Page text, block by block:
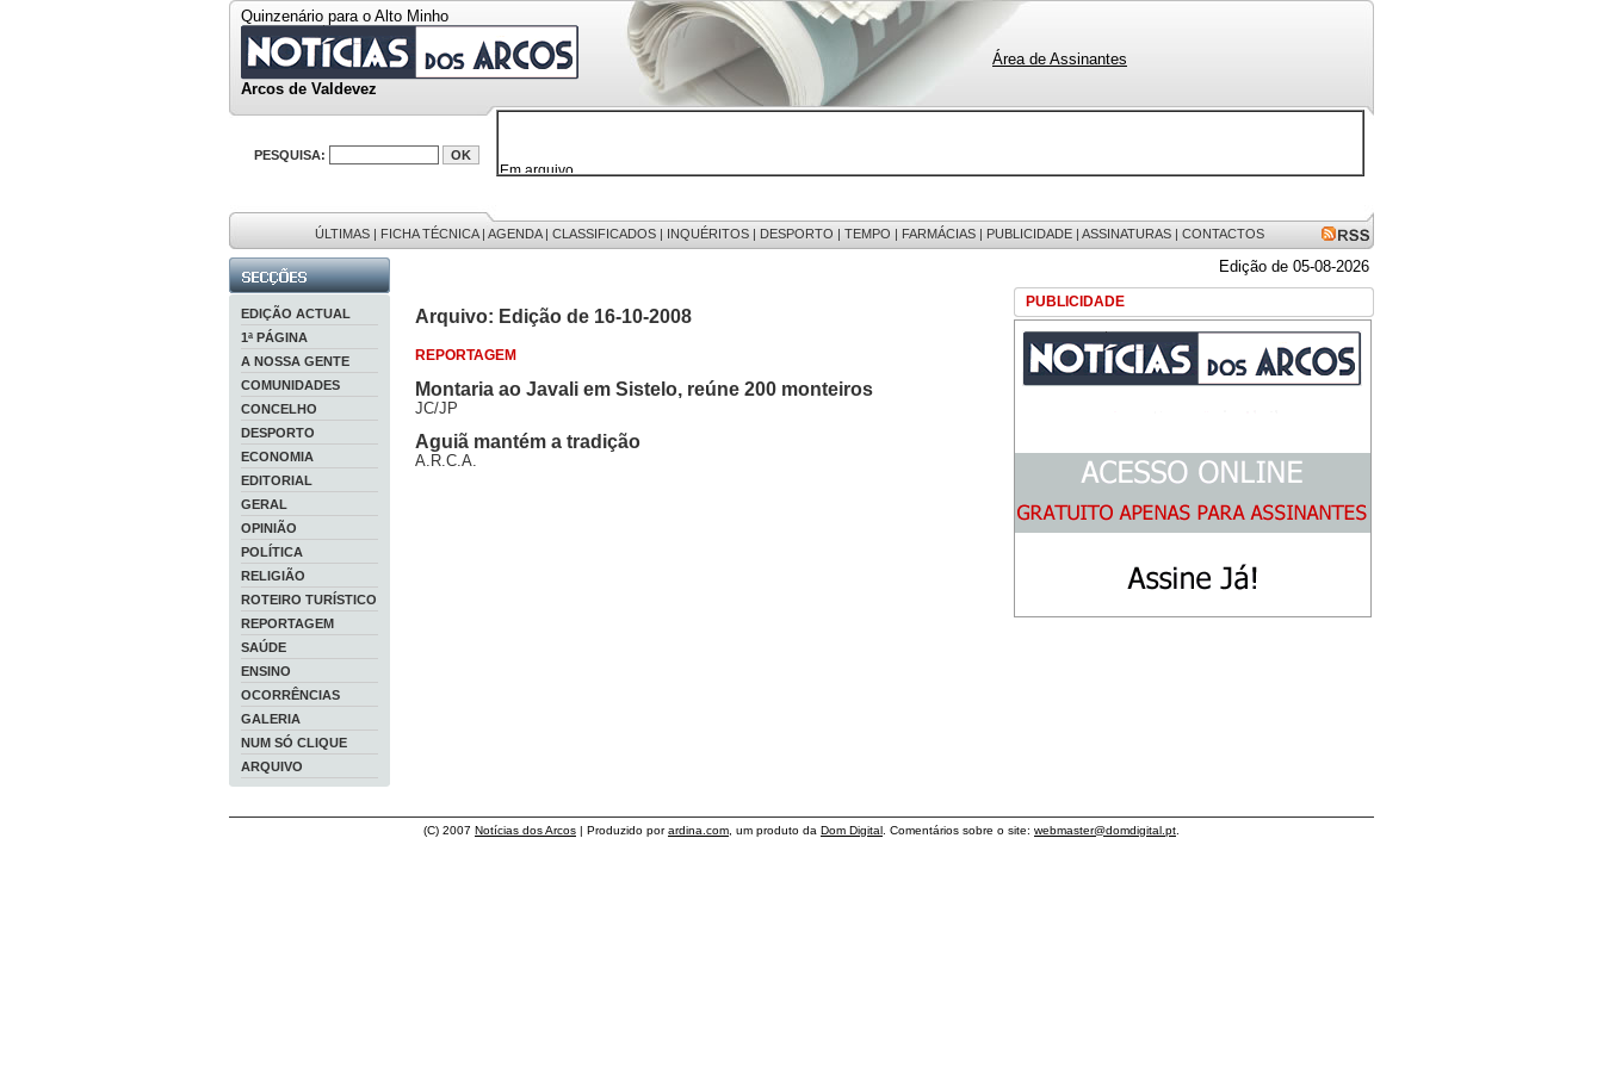
Quinzenário para o Alto Minho
Arcos de Valdevez
Área de Assinantes
PESQUISA:
Em arquivo
9886 mensagens
201 registos
ÚLTIMAS | FICHA TÉCNICA| AGENDA| CLASSIFICADOS | INQUÉRITOS | DESPORTO | TEMPO | FARMÁCIAS | PUBLICIDADE | ASSINATURAS | CONTACTOS
EDIÇÃO ACTUAL
1ª PÁGINA
A NOSSA GENTE
COMUNIDADES
CONCELHO
DESPORTO
ECONOMIA
EDITORIAL
GERAL
OPINIÃO
POLÍTICA
RELIGIÃO
ROTEIRO TURÍSTICO
REPORTAGEM
SAÚDE
ENSINO
OCORRÊNCIAS
GALERIA
NUM SÓ CLIQUE
ARQUIVO
Edição de 05-08-2026
PUBLICIDADE
Arquivo: Edição de 16-10-2008
REPORTAGEM
Montaria ao Javali em Sistelo, reúne 200 monteiros
JC/JP
Aguiã mantém a tradição
A.R.C.A.
(C) 2007 Notícias dos Arcos | Produzido porardina.com , um produto da Dom Digital . Comentários sobre o site: webmaster@domdigital.pt